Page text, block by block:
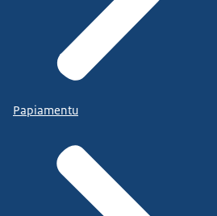
Papiamentu